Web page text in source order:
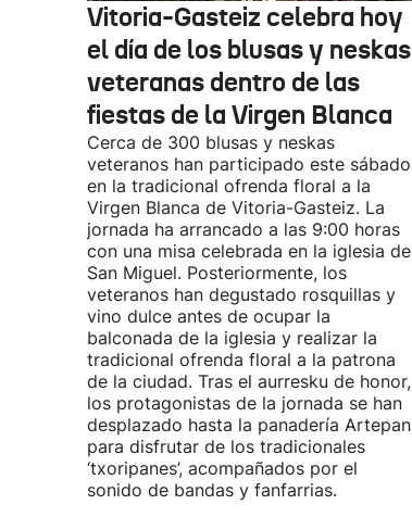
Vitoria-Gasteiz celebra hoy
el día de los blusas y neskas
veteranas dentro de las
fiestas de la Virgen Blanca
Cerca de 300 blusas y neskas
veteranos han participado este sábado
en la tradicional ofrenda floral a la
Virgen Blanca de Vitoria-Gasteiz. La
jornada ha arrancado a las 9:00 horas
con una misa celebrada en la iglesia de
San Miguel. Posteriormente, los
veteranos han degustado rosquillas y
vino dulce antes de ocupar la
balconada de la iglesia y realizar la
tradicional ofrenda floral a la patrona
de la ciudad. Tras el aurresku de honor,
los protagonistas de la jornada se han
desplazado hasta la panadería Artepan
para disfrutar de los tradicionales
‘txoripanes’, acompañados por el
sonido de bandas y fanfarrias.